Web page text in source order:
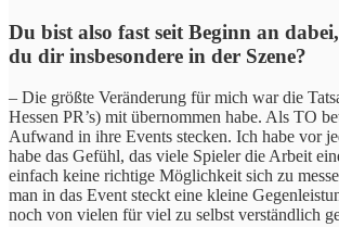
Du bist also fast seit Beginn an
du dir insbesondere in der Szene?
– Die größte Veränderung für mich war die
Hessen PR’s) mit übernommen habe. Als TO
Aufwand in ihre Events stecken. Ich habe vor
habe das Gefühl, das viele Spieler die Arbeit
einfach keine richtige Möglichkeit sich zu
man in das Event steckt eine kleine
noch von vielen für viel zu selbst verständlich